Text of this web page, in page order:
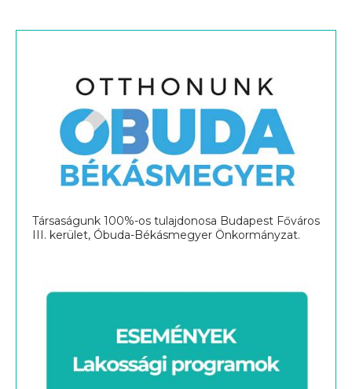
Társaságunk 100%-os tulajdonosa Budapest Főváros
III. kerület, Óbuda-Békásmegyer Önkormányzat.